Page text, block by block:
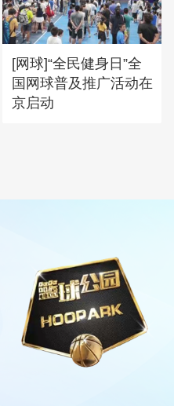
[网球]“全民健身日”全
国网球普及推广活动在
京启动